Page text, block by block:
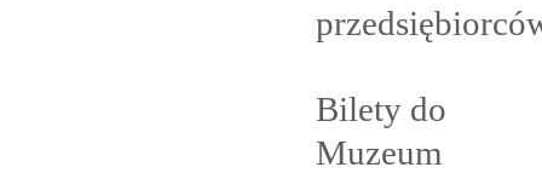
Bilety do
Muzeum